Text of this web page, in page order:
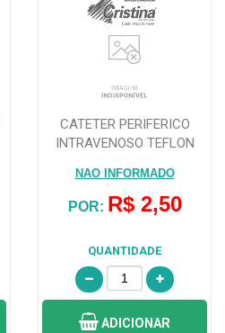
CATETER PERIFERICO
INTRAVENOSO TEFLON
NAO INFORMADO
POR: R$ 2,50
QUANTIDADE
ADICIONAR